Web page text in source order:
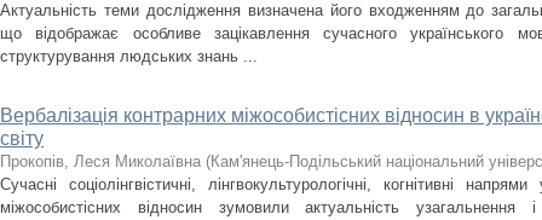
Актуальність теми дослідження визначена його входженням до
що відображає особливе зацікавлення сучасного українського
структурування людських знань ...
Вербалізація контрарних міжособистісних відносин в
світу
Прокопів, Леся Миколаївна (Кам'янець-Подільський національний
Сучасні соціолінгвістичні, лінгвокультурологічні, когнітивні
міжособистісних відносин зумовили актуальність узагальнення